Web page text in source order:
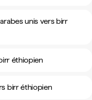
unis vers birr
éthiopien
birr éthiopien